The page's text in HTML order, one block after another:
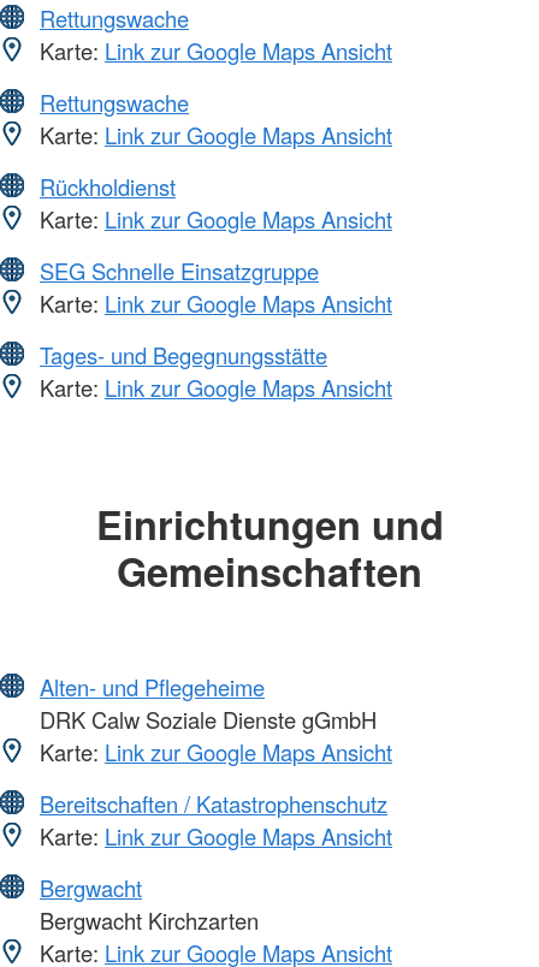
Rettungswache
Karte: Link zur Google Maps Ansicht
Rettungswache
Karte: Link zur Google Maps Ansicht
Rückholdienst
Karte: Link zur Google Maps Ansicht
SEG Schnelle Einsatzgruppe
Karte: Link zur Google Maps Ansicht
Tages- und Begegnungsstätte
Karte: Link zur Google Maps Ansicht
Einrichtungen und
Gemeinschaften
Alten- und Pflegeheime
DRK Calw Soziale Dienste gGmbH
Karte: Link zur Google Maps Ansicht
Bereitschaften / Katastrophenschutz
Karte: Link zur Google Maps Ansicht
Bergwacht
Bergwacht Kirchzarten
Karte: Link zur Google Maps Ansicht